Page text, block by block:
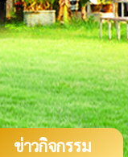
ข่าวกิจกรรม